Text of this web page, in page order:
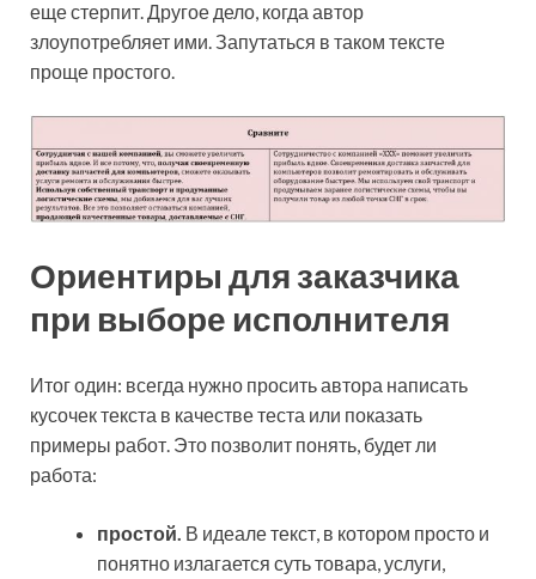
еще стерпит. Другое дело, когда автор
злоупотребляет ими. Запутаться в таком тексте
проще простого.
Ориентиры для заказчика
при выборе исполнителя
Итог один: всегда нужно просить автора написать
кусочек текста в качестве теста или показать
примеры работ. Это позволит понять, будет ли
работа:
простой. В идеале текст, в котором просто и
понятно излагается суть товара, услуги,